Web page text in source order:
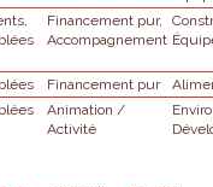
Financement pur,
Accompagnement
Financement pur
Animation /
Activité